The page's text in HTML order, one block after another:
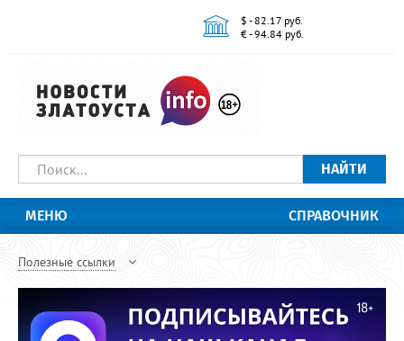
$ - 82.17 руб.
€ - 94.84 руб.
НАЙТИ
МЕНЮ СПРАВОЧНИК
Полезные ссылки